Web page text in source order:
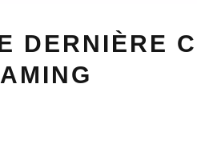
DERNIÈRE